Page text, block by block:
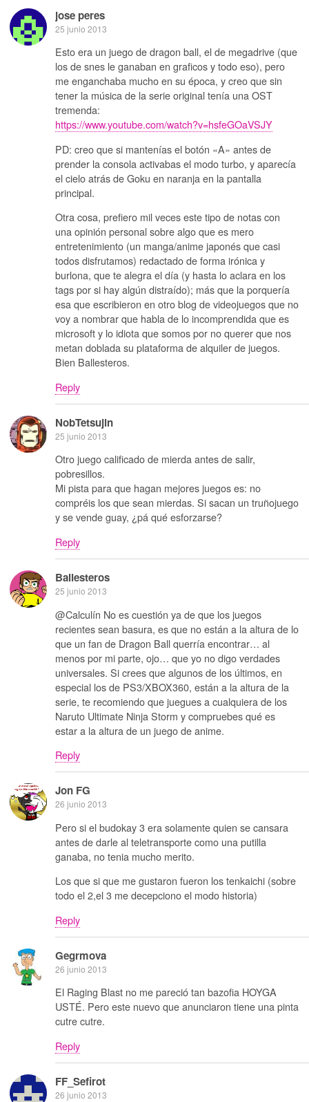
jose peres
25 junio 2013
Esto era un juego de dragon ball, el de megadrive (que
los de snes le ganaban en graficos y todo eso), pero
me enganchaba mucho en su época, y creo que sin
tener la música de la serie original tenía una OST
tremenda:
https://www.youtube.com/watch?v=hsfeGOaVSJY
PD: creo que si mantenías el botón «A» antes de
prender la consola activabas el modo turbo, y aparecía
el cielo atrás de Goku en naranja en la pantalla
principal.
Otra cosa, prefiero mil veces este tipo de notas con
una opinión personal sobre algo que es mero
entretenimiento (un manga/anime japonés que casi
todos disfrutamos) redactado de forma irónica y
burlona, que te alegra el día (y hasta lo aclara en los
tags por si hay algún distraído); más que la porquería
esa que escribieron en otro blog de videojuegos que no
voy a nombrar que habla de lo incomprendida que es
microsoft y lo idiota que somos por no querer que nos
metan doblada su plataforma de alquiler de juegos.
Bien Ballesteros.
Reply
NobTetsujin
25 junio 2013
Otro juego calificado de mierda antes de salir,
pobresillos.
Mi pista para que hagan mejores juegos es: no
compréis los que sean mierdas. Si sacan un truñojuego
y se vende guay, ¿pá qué esforzarse?
Reply
Ballesteros
25 junio 2013
@Calculín No es cuestión ya de que los juegos
recientes sean basura, es que no están a la altura de lo
que un fan de Dragon Ball querría encontrar… al
menos por mi parte, ojo… que yo no digo verdades
universales. Si crees que algunos de los últimos, en
especial los de PS3/XBOX360, están a la altura de la
serie, te recomiendo que juegues a cualquiera de los
Naruto Ultimate Ninja Storm y compruebes qué es
estar a la altura de un juego de anime.
Reply
Jon FG
26 junio 2013
Pero si el budokay 3 era solamente quien se cansara
antes de darle al teletransporte como una putilla
ganaba, no tenia mucho merito.
Los que si que me gustaron fueron los tenkaichi (sobre
todo el 2,el 3 me decepciono el modo historia)
Reply
Gegrmova
26 junio 2013
El Raging Blast no me pareció tan bazofia HOYGA
USTÉ. Pero este nuevo que anunciaron tiene una pinta
cutre cutre.
Reply
FF_Sefirot
26 junio 2013